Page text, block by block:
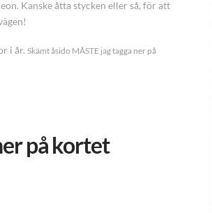
Kanske åtta stycken eller så, för att
i år. Skämt åsido MÅSTE jag tagga ner på
på kortet